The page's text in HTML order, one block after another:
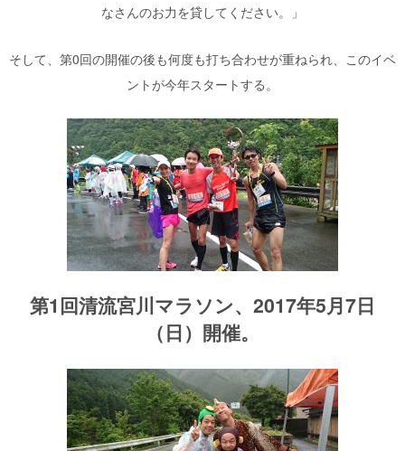
なさんのお力を貸してください。」
そして、第0回の開催の後も何度も打ち合わせが重ねられ、このイベ
ントが今年スタートする。
第1回清流宮川マラソン、 2017年5月7日
（日）開催。